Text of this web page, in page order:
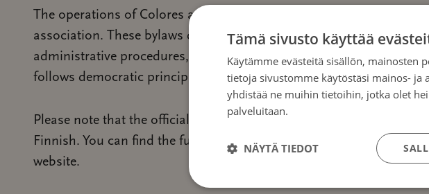
The operations of Colores are governed by the official rules of the
association. These bylaws define our mission, membership, and
administrative procedures, ensuring that our work is transparent
follows democratic principles.
Please note that the official and legally binding bylaws are
Finnish. You can find the full document on the Finnish version of
website.
Tämä sivusto käyttää
Käytämme evästeitä sisällön, mainosten
tietoja sivustomme käytöstäsi mainos- ja
yhdistää ne muihin tietoihin, jotka olet
palveluitaan.
NÄYTÄ TIEDOT